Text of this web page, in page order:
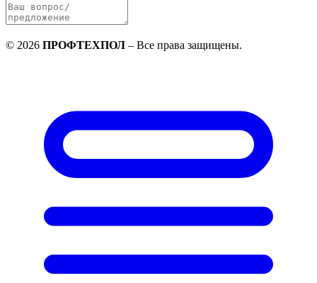
© 2026 ПРОФТЕХПОЛ – Все права защищены.